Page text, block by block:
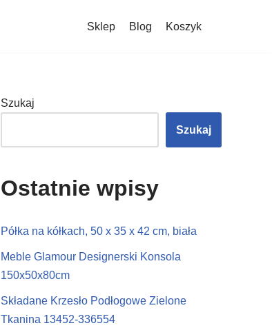
Sklep Blog Koszyk
Szukaj
Szukaj
Ostatnie wpisy
Półka na kółkach, 50 x 35 x 42 cm, biała
Meble Glamour Designerski Konsola
150x50x80cm
Składane Krzesło Podłogowe Zielone
Tkanina 13452-336554